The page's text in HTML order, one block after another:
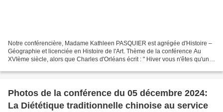
Notre conférencière, Madame Kathleen PASQUIER est agrégée d'Histoire –
Géographie et licenciée en Histoire de l'Art. Thème de la conférence Au
XVIème siècle, alors que Charles d'Orléans écrit : " Hiver vous n'êtes qu'un
Photos de la conférence du 05 décembre 2024:
La Diététique traditionnelle chinoise au service